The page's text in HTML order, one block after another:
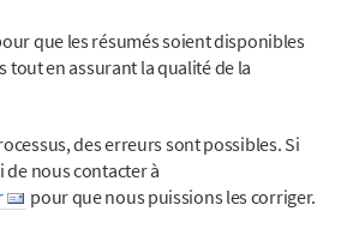
que les résumés soient disponibles
tout en assurant la qualité de la
des erreurs sont possibles. Si
de nous contacter à
pour que nous puissions les corriger.